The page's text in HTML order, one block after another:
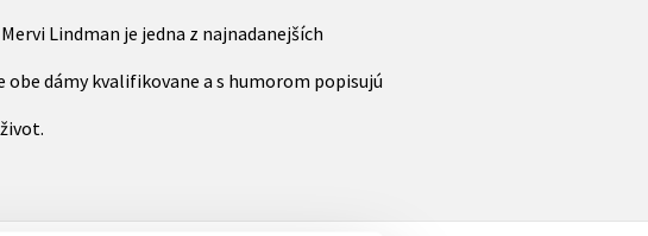
Lindman je jedna z najnadanejších
dámy kvalifikovane a s humorom popisujú